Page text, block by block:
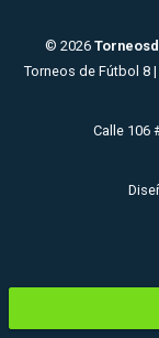
© 2026
Torneos de Fútbol 8
Calle 106